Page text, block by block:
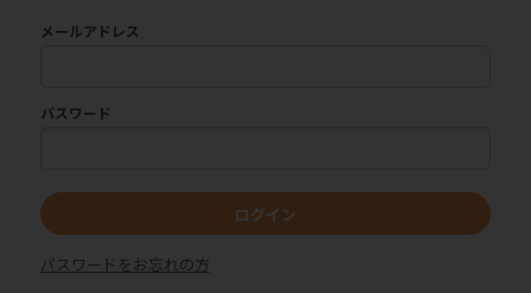
メールアドレス
パスワード
ログイン
パスワードをお忘れの方